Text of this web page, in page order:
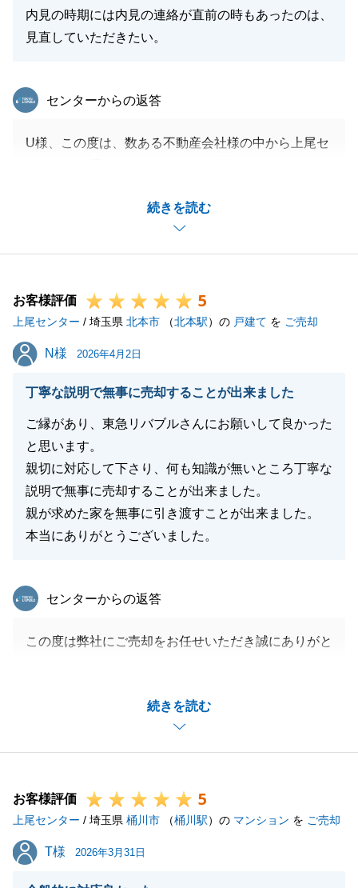
内見の時期には内見の連絡が直前の時もあったのは、
見直していただきたい。
続きを読む
東急リバブル
センターからの返答
U様、この度は、数ある不動産会社様の中から上尾セ
無事にお住み替えできましたこと心よりお祝い申し上
げますとともに、U様の大切な不動産のお取引をサポ
ートさせていただけたこと、大変嬉しく思います。
す。
引き続き、よろしくお願いいたします。
閉じる
お客様評価 5
上尾センター / 埼玉県 北本市 （北本駅）の 戸建て を ご売却
N様
N様 2026年4月2日
丁寧な説明で無事に売却することが出来ました
ご縁があり、東急リバブルさんにお願いして良かった
と思います。
親切に対応して下さり、何も知識が無いところ丁寧な
説明で無事に売却することが出来ました。
親が求めた家を無事に引き渡すことが出来ました。
本当にありがとうございました。
続きを読む
東急リバブル
センターからの返答
この度は弊社にご売却をお任せいただき誠にありがと
今後とも不動産売買等でお困り事がございましたらお
気軽にご連絡下さい。
お客様評価 5
上尾センター / 埼玉県 桶川市 （桶川駅）の マンション を ご売却
T様
T様 2026年3月31日